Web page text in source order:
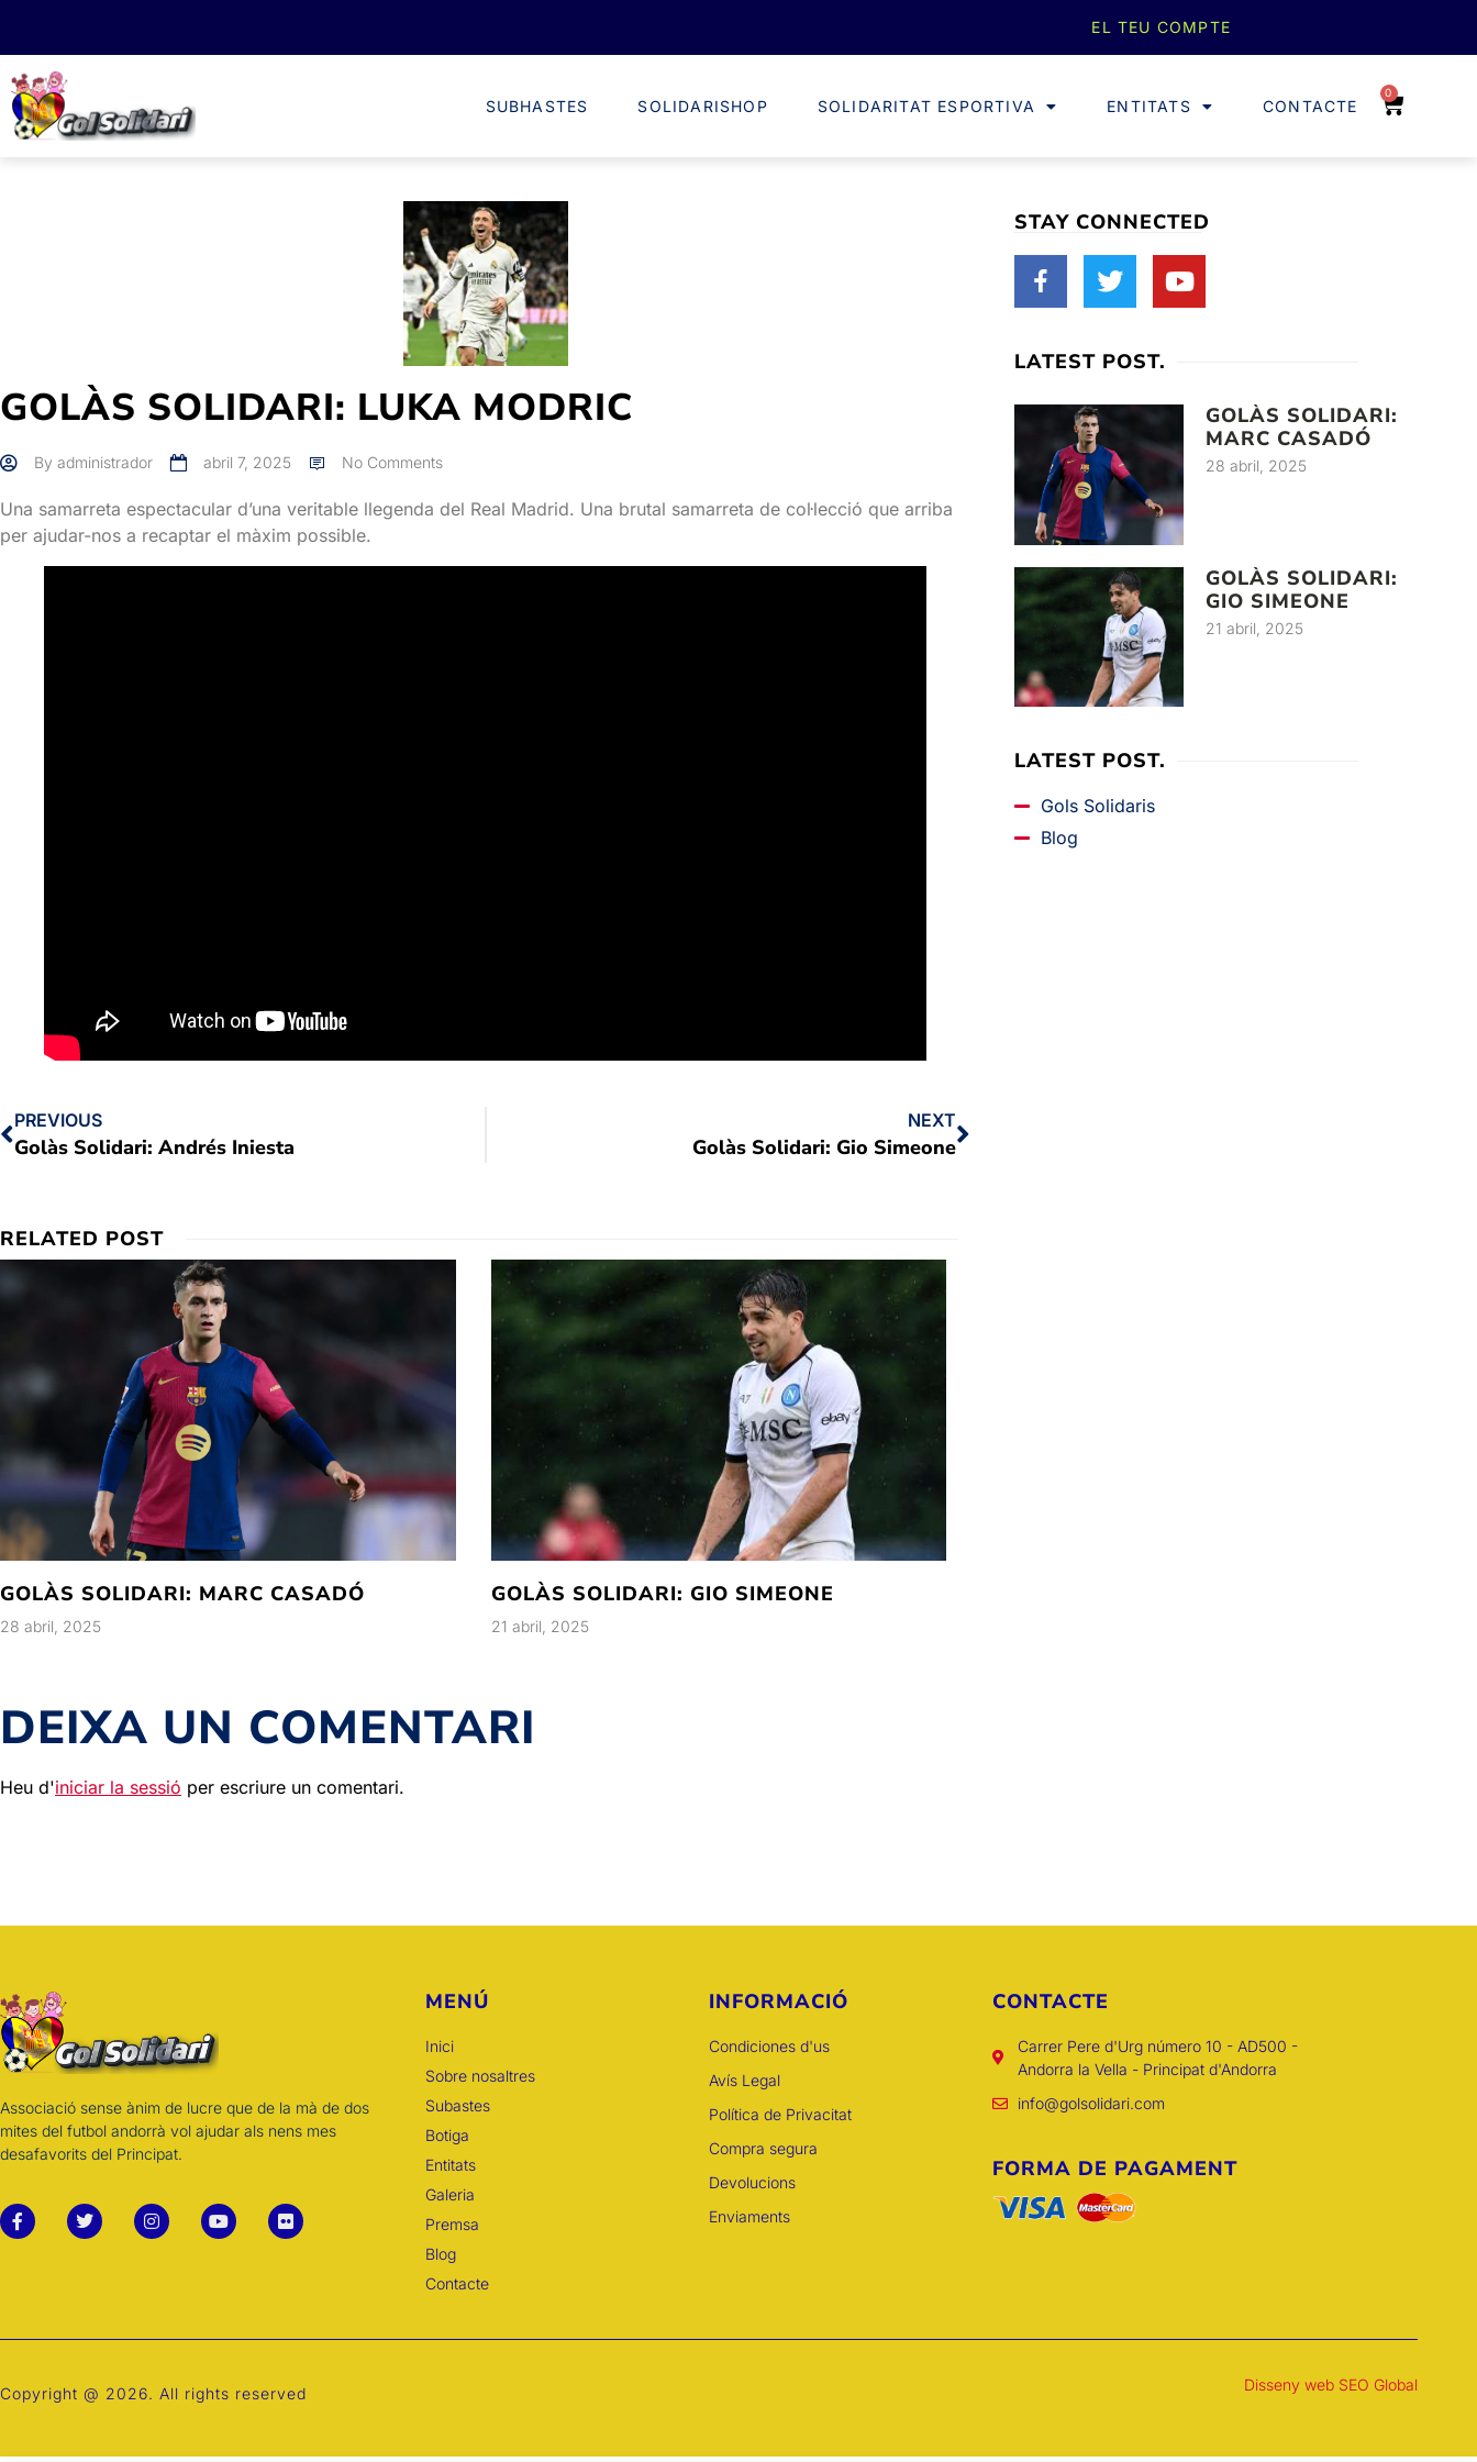
EL TEU COMPTE
SUBHASTES SOLIDARISHOP SOLIDARITAT ESPORTIVA ENTITATS CONTACTE
0
GOLÀS SOLIDARI: LUKA MODRIC
By administrador abril 7, 2025 No Comments
Una samarreta espectacular d’una veritable llegenda del Real Madrid. Una brutal samarreta de col·lecció que arriba
per ajudar-nos a recaptar el màxim possible.
PREVIOUS
Golàs Solidari: Andrés Iniesta
NEXT
Golàs Solidari: Gio Simeone
RELATED POST
GOLÀS SOLIDARI: MARC CASADÓ
28 abril, 2025
GOLÀS SOLIDARI: GIO SIMEONE
21 abril, 2025
DEIXA UN COMENTARI
Heu d'iniciar la sessió per escriure un comentari.
STAY CONNECTED
LATEST POST.
GOLÀS SOLIDARI:
MARC CASADÓ
28 abril, 2025
GOLÀS SOLIDARI:
GIO SIMEONE
21 abril, 2025
LATEST POST.
Gols Solidaris
Blog
Associació sense ànim de lucre que de la mà de dos
mites del futbol andorrà vol ajudar als nens mes
desafavorits del Principat.
MENÚ
Inici
Sobre nosaltres
Subastes
Botiga
Entitats
Galeria
Premsa
Blog
Contacte
INFORMACIÓ
Condiciones d'us
Avís Legal
Política de Privacitat
Compra segura
Devolucions
Enviaments
CONTACTE
Carrer Pere d'Urg número 10 - AD500 -
Andorra la Vella - Principat d'Andorra
info@golsolidari.com
FORMA DE PAGAMENT
Copyright @ 2026. All rights reserved Disseny web SEO Global